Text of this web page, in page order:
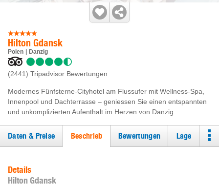
Hilton Gdansk
Polen Danzig
(2441) Tripadvisor Bewertungen
Modernes Fünfsterne-Cityhotel am Flussufer mit Wellness-Spa,
Innenpool und Dachterrasse – geniessen Sie einen entspannten
und unkomplizierten Aufenthalt im Herzen von Danzig.
Daten & Preise Beschrieb Bewertungen Lage
Details
Hilton Gdansk